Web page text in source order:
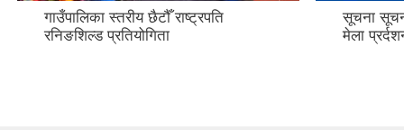
गाउँपालिका स्तरीय छैटौँ राष्ट्रपति
रनिङशिल्ड प्रतियोगिता
सूचना
मेला